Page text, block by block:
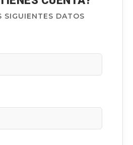
SIGUIENTES DATOS